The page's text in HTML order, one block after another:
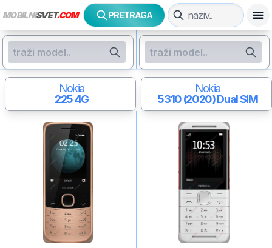
MOBILNISVET.COM PRETRAGA
Nokia
225 4G
Nokia
5310 (2020)Dual SIM